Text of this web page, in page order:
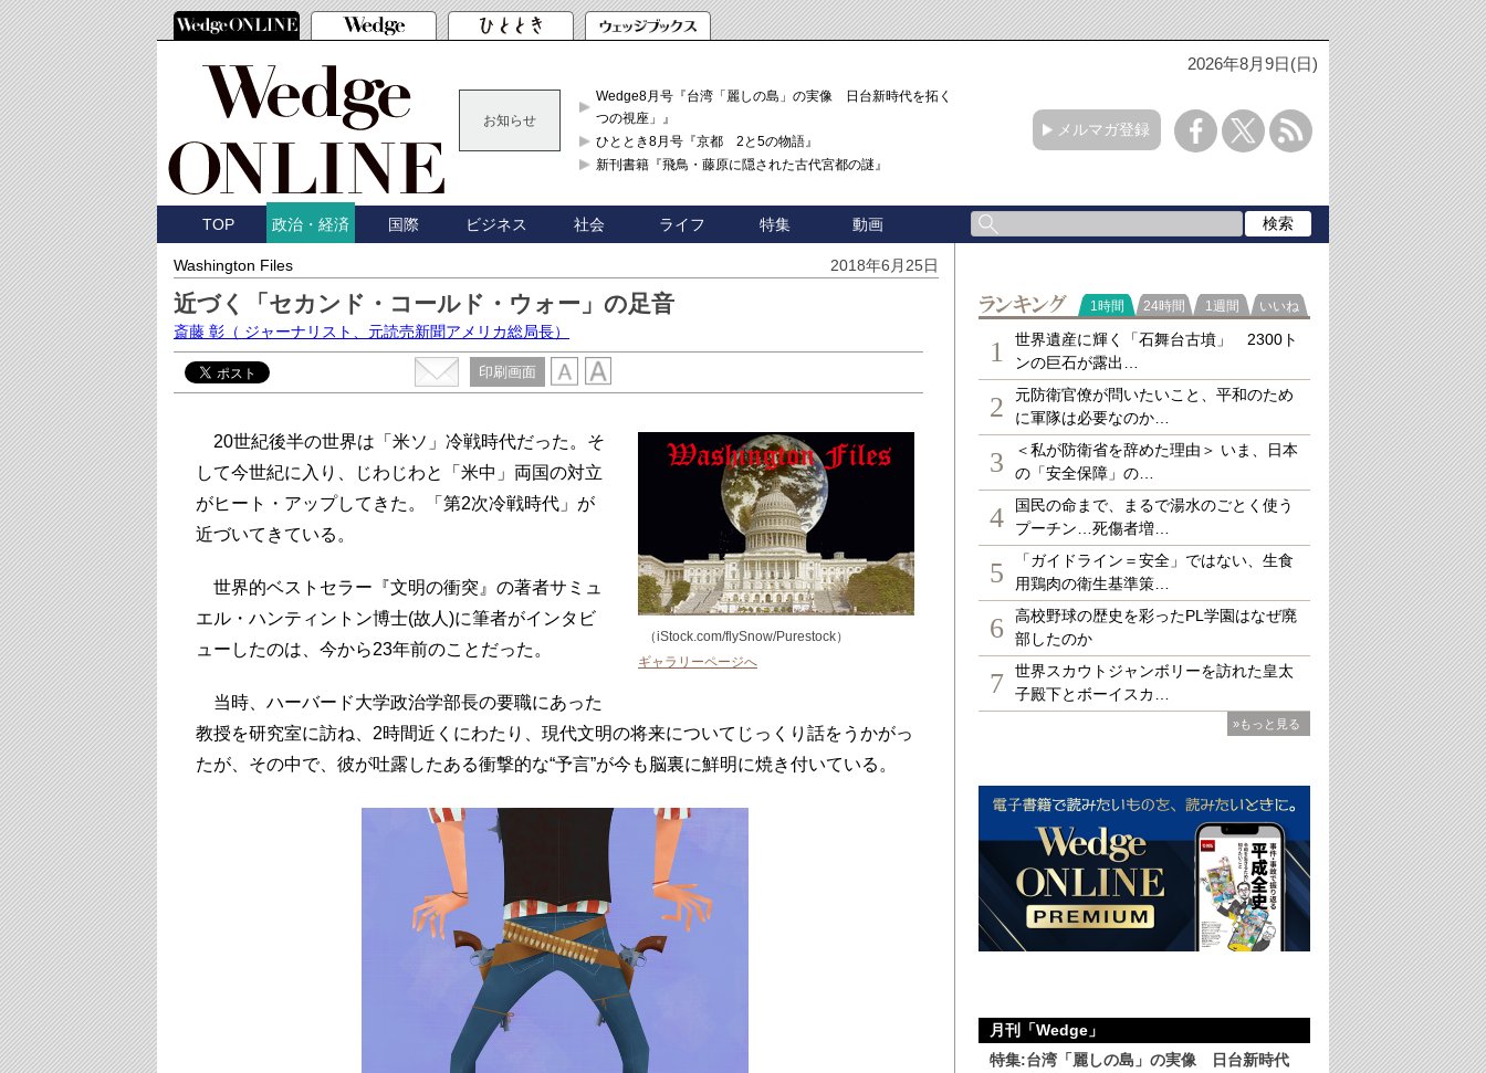
2026年8月9日(日)
お知らせ
Wedge8月号『台湾「麗しの島」の実像 日台新時代を拓く「3
つの視座」』
ひととき8月号『京都 2と5の物語』
新刊書籍『飛鳥・藤原に隠された古代宮都の謎』
メルマガ登録
TOP 政治・経済 国際 ビジネス 社会 ライフ 特集 動画
Washington Files 2018年6月25日
近づく「セカンド・コールド・ウォー」の足音
斎藤 彰 （ ジャーナリスト、元読売新聞アメリカ総局長）
印刷画面
（iStock.com/flySnow/Purestock）
ギャラリーページへ
20世紀後半の世界は「米ソ」冷戦時代だった。そ
して今世紀に入り、じわじわと「米中」両国の対立
がヒート・アップしてきた。「第2次冷戦時代」が
近づいてきている。
世界的ベストセラー『文明の衝突』の著者サミュ
エル・ハンティントン博士(故人)に筆者がインタビ
ューしたのは、今から23年前のことだった。
当時、ハーバード大学政治学部長の要職にあった
教授を研究室に訪ね、2時間近くにわたり、現代文明の将来についてじっくり話をうかがっ
たが、その中で、彼が吐露したある衝撃的な“予言”が今も脳裏に鮮明に焼き付いている。
ランキング
1時間 24時間 1週間 いいね
1
世界遺産に輝く「石舞台古墳」 2300ト
ンの巨石が露出…
2
元防衛官僚が問いたいこと、平和のため
に軍隊は必要なのか…
3
＜私が防衛省を辞めた理由＞ いま、日本
の「安全保障」の…
4
国民の命まで、まるで湯水のごとく使う
プーチン…死傷者増…
5
「ガイドライン＝安全」ではない、生食
用鶏肉の衛生基準策…
6
高校野球の歴史を彩ったPL学園はなぜ廃
部したのか
7
世界スカウトジャンボリーを訪れた皇太
子殿下とボーイスカ…
»もっと見る
月刊「Wedge」
特集:台湾「麗しの島」の実像 日台新時代